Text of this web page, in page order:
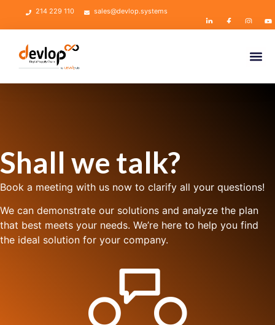
214 229 110 sales@devlop.systems
Shall we talk?
Book a meeting with us now to clarify all your questions!
We can demonstrate our solutions and analyze the plan
that best meets your needs. We’re here to help you find
the ideal solution for your company.